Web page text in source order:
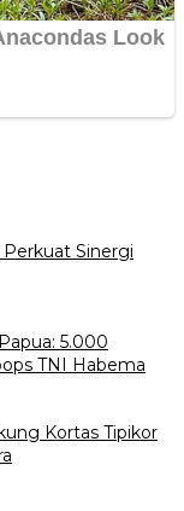
Perkuat Sinergi
5.000
TNI Habema
Kortas Tipikor